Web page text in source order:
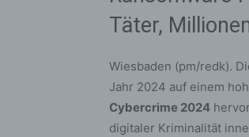
Täter,
Wiesbaden (pm/redk).
Jahr 2024 auf einem
Cybercrime 2024
digitaler Kriminalität